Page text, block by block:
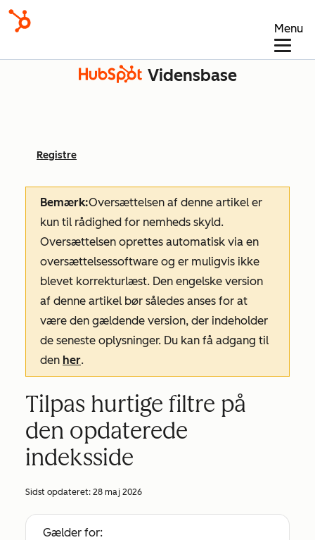
Menu
Vidensbase
Registre
Bemærk:Oversættelsen af denne artikel er
kun til rådighed for nemheds skyld.
Oversættelsen oprettes automatisk via en
oversættelsessoftware og er muligvis ikke
blevet korrekturlæst. Den engelske version
af denne artikel bør således anses for at
være den gældende version, der indeholder
de seneste oplysninger. Du kan få adgang til
den her.
Tilpas hurtige filtre på
den opdaterede
indeksside
Sidst opdateret: 28 maj 2026
Gælder for: